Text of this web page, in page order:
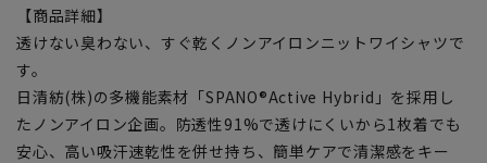
【商品詳細】
透けない臭わない、すぐ乾くノンアイロンニットワイシャツで
す。
日清紡(株)の多機能素材「SPANO®Active Hybrid」を採用し
たノンアイロン企画。防透性91%で透けにくいから1枚着でも
安心、高い吸汗速乾性を併せ持ち、簡単ケアで清潔感をキー